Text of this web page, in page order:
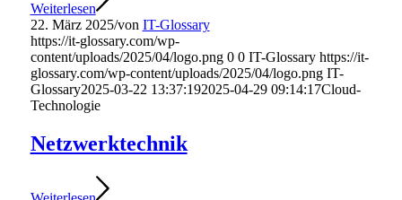
Weiterlesen
22. März 2025/von IT-Glossary
https://it-glossary.com/wp-
content/uploads/2025/04/logo.png 0 0 IT-Glossary https://it-
glossary.com/wp-content/uploads/2025/04/logo.png IT-
Glossary2025-03-22 13:37:192025-04-29 09:14:17Cloud-
Technologie
Netzwerktechnik